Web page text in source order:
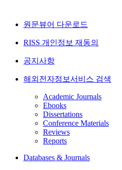
원문뷰어 다운로드
RISS 개인정보 재동의
공지사항
해외전자정보서비스 검색
Academic Journals
Ebooks
Dissertations
Conference Materials
Reviews
Reports
Databases & Journals